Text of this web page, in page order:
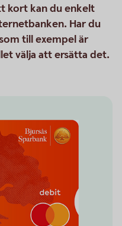
kort kan du enkelt
Har du
till exempel är
välja att ersätta det.